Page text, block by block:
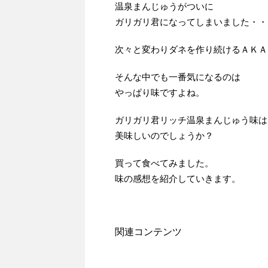
温泉まんじゅうがついに
ガリガリ君になってしまいました・・
次々と変わりダネを作り続けるＡＫＡ
そんな中でも一番気になるのは
やっぱり味ですよね。
ガリガリ君リッチ温泉まんじゅう味は
美味しいのでしょうか？
買って食べてみました。
味の感想を紹介していきます。
関連コンテンツ